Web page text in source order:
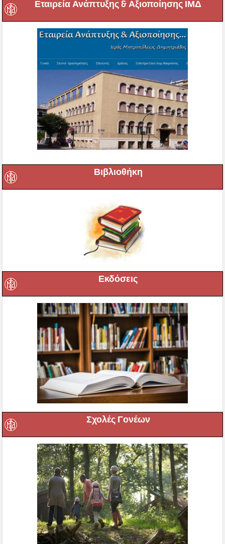
Εταιρεία Ανάπτυξης & Αξιοποίησης ΙΜΔ
Βιβλιοθήκη
Εκδόσεις
Σχολές Γονέων